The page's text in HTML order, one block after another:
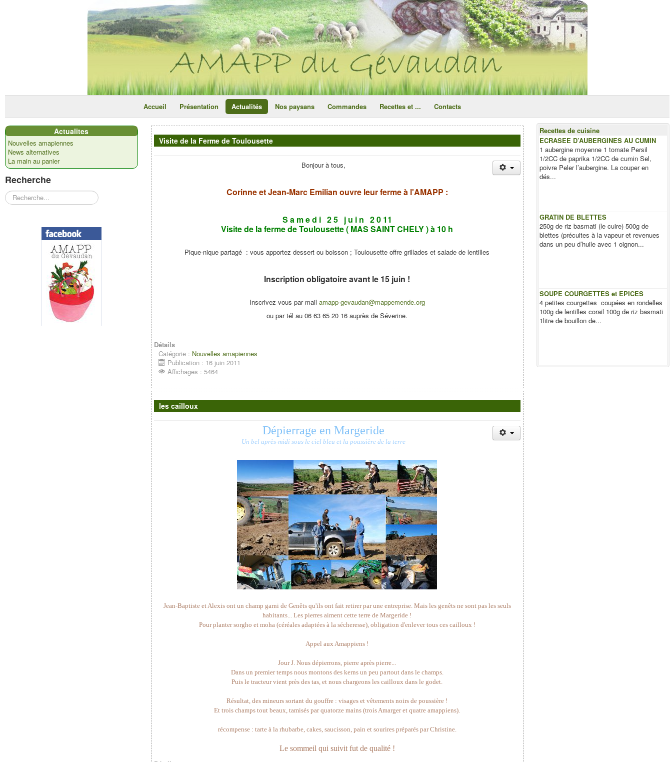
ce site utilise des cookies
Accueil Présentation Actualités Nos paysans Commandes Recettes et ... Contacts
Actualites
Nouvelles amapiennes
News alternatives
La main au panier
Recherche
Rechercher
Visite de la Ferme de Toulousette
Bonjour à tous,
Corinne et Jean-Marc Emilian ouvre leur ferme à l'AMAPP :
S a m e d i 2 5 j u i n 2 0 11
Visite de la ferme de Toulousette ( MAS SAINT CHELY ) à 10 h
Pique-­nique partagé : vous apportez dessert ou boisson ; Toulousette offre grillades et salade de lentilles
Inscription obligatoire avant le 15 juin !
Inscrivez­ vous par mail amapp-gevaudan@mappemende.org
ou par tél au 06 63 65 20 16 auprès de Séverine.
Détails
Catégorie : Nouvelles amapiennes
Publication : 16 juin 2011
Affichages : 5464
les cailloux
Dépierrage en Margeride
Un bel après-midi sous le ciel bleu et la poussière de la terre
Jean-Baptiste et Alexis ont un champ garni de Genêts qu'ils ont fait retirer par une entreprise. Mais les genêts ne sont pas les seuls
habitants... Les pierres aiment cette terre de Margeride !
Pour planter sorgho et moha (céréales adaptées à la sécheresse), obligation d'enlever tous ces cailloux !
Appel aux Amappiens !
Jour J. Nous dépierrons, pierre après pierre...
Dans un premier temps nous montons des kerns un peu partout dans le champs.
Puis le tracteur vient près des tas, et nous chargeons les cailloux dans le godet.
Résultat, des mineurs sortant du gouffre : visages et vêtements noirs de poussière !
Et trois champs tout beaux, tamisés par quatorze mains (trois Amarger et quatre amappiens).
récompense : tarte à la rhubarbe, cakes, saucisson, pain et sourires préparés par Christine.
Le sommeil qui suivit fut de qualité !
Recettes de cuisine
ECRASEE D’AUBERGINES AU CUMIN
1 aubergine moyenne 1 tomate Persil
1/2CC de paprika 1/2CC de cumin Sel,
poivre Peler l’aubergine. La couper en
dés...
GRATIN DE BLETTES
250g de riz basmati (le cuire) 500g de
blettes (précuites à la vapeur et revenues
dans un peu d’huile avec 1 oignon...
SOUPE COURGETTES et EPICES
4 petites courgettes coupées en rondelles
100g de lentilles corail 100g de riz basmati
1litre de bouillon de...